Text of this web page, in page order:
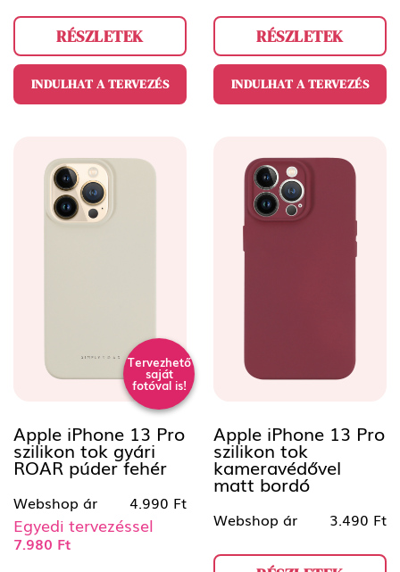
RÉSZLETEK
INDULHAT A TERVEZÉS
RÉSZLETEK
INDULHAT A TERVEZÉS
Tervezhető
saját
fotóval is!
Apple iPhone 13 Pro
szilikon tok gyári
ROAR púder fehér
Webshop ár 4.990 Ft
Egyedi tervezéssel
7.980 Ft
Apple iPhone 13 Pro
szilikon tok
kameravédővel
matt bordó
Webshop ár 3.490 Ft